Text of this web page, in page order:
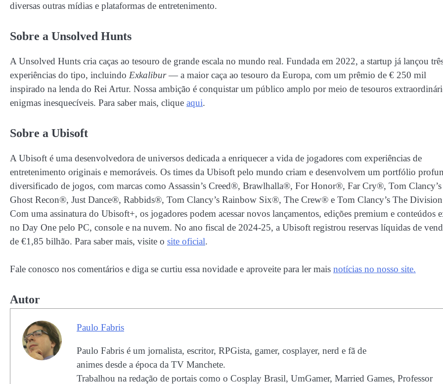
diversas outras mídias e plataformas de entretenimento.
Sobre a Unsolved Hunts
A Unsolved Hunts cria caças ao tesouro de grande escala no mundo real. Fundada em 2022, a startup já lançou
experiências do tipo, incluindo Exkalibur— a maior caça ao tesouro da Europa, com um prêmio de € 250 mil
inspirado na lenda do Rei Artur. Nossa ambição é conquistar um público amplo por meio de tesouros
enigmas inesquecíveis. Para saber mais, clique aqui.
Sobre a Ubisoft
A Ubisoft é uma desenvolvedora de universos dedicada a enriquecer a vida de jogadores com experiências de
entretenimento originais e memoráveis. Os times da Ubisoft pelo mundo criam e desenvolvem um portfólio
diversificado de jogos, com marcas como Assassin’s Creed®, Brawlhalla®, For Honor®, Far Cry®, Tom Clancy’s
Ghost Recon®, Just Dance®, Rabbids®, Tom Clancy’s Rainbow Six®, The Crew® e Tom Clancy’s The
Com uma assinatura do Ubisoft+, os jogadores podem acessar novos lançamentos, edições premium e conteúdos
no Day One pelo PC, console e na nuvem. No ano fiscal de 2024-25, a Ubisoft registrou reservas líquidas de
de €1,85 bilhão. Para saber mais, visite o site oficial.
Fale conosco nos comentários e diga se curtiu essa novidade e aproveite para ler mais notícias no nosso site.
Autor
Paulo Fabris
Paulo Fabris é um jornalista, escritor, RPGista, gamer, cosplayer, nerd e fã de
animes desde a época da TV Manchete.
Trabalhou na redação de portais como o Cosplay Brasil, UmGamer, Married Games, Professor